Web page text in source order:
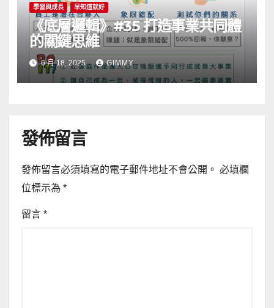
學習與成長 早知道就好
《底層邏輯》#35 打造事業共同體
的關鍵思維
6 月 18, 2025 GIMMY
發佈留言
發佈留言必須填寫的電子郵件地址不會公開。 必填欄
位標示為 *
留言 *